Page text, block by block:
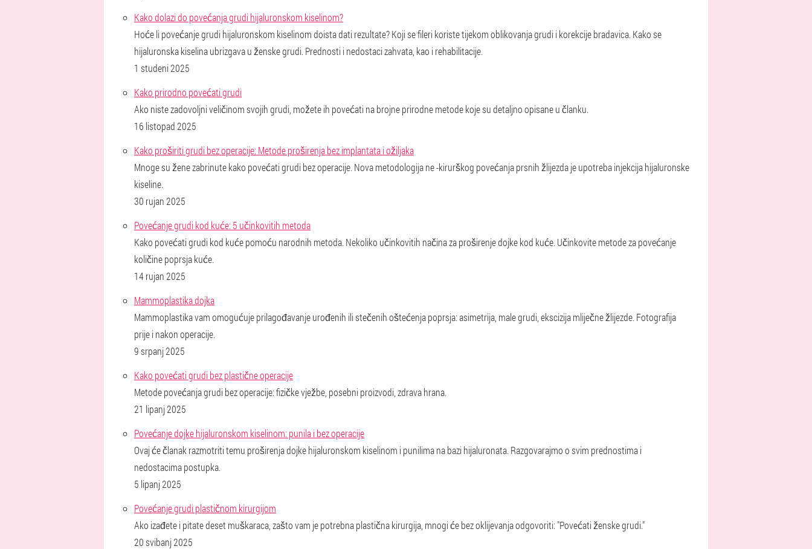
Kako dolazi do povećanja grudi hijaluronskom kiselinom?
Hoće li povećanje grudi hijaluronskom kiselinom doista dati rezultate? Koji se fileri koriste tijekom oblikovanja grudi i korekcije bradavica. Kako se
hijaluronska kiselina ubrizgava u ženske grudi. Prednosti i nedostaci zahvata, kao i rehabilitacije.
1 studeni 2025
Kako prirodno povećati grudi
Ako niste zadovoljni veličinom svojih grudi, možete ih povećati na brojne prirodne metode koje su detaljno opisane u članku.
16 listopad 2025
Kako proširiti grudi bez operacije: Metode proširenja bez implantata i ožiljaka
Mnoge su žene zabrinute kako povećati grudi bez operacije. Nova metodologija ne -kirurškog povećanja prsnih žlijezda je upotreba injekcija hijaluronske
kiseline.
30 rujan 2025
Povećanje grudi kod kuće: 5 učinkovitih metoda
Kako povećati grudi kod kuće pomoću narodnih metoda. Nekoliko učinkovitih načina za proširenje dojke kod kuće. Učinkovite metode za povećanje
količine poprsja kuće.
14 rujan 2025
Mammoplastika dojka
Mammoplastika vam omogućuje prilagođavanje urođenih ili stečenih oštećenja poprsja: asimetrija, male grudi, ekscizija mliječne žlijezde. Fotografija
prije i nakon operacije.
9 srpanj 2025
Kako povećati grudi bez plastične operacije
Metode povećanja grudi bez operacije: fizičke vježbe, posebni proizvodi, zdrava hrana.
21 lipanj 2025
Povećanje dojke hijaluronskom kiselinom: punila i bez operacije
Ovaj će članak razmotriti temu proširenja dojke hijaluronskom kiselinom i punilima na bazi hijaluronata. Razgovarajmo o svim prednostima i
nedostacima postupka.
5 lipanj 2025
Povećanje grudi plastičnom kirurgijom
Ako izađete i pitate deset muškaraca, zašto vam je potrebna plastična kirurgija, mnogi će bez oklijevanja odgovoriti: "Povećati ženske grudi."
20 svibanj 2025